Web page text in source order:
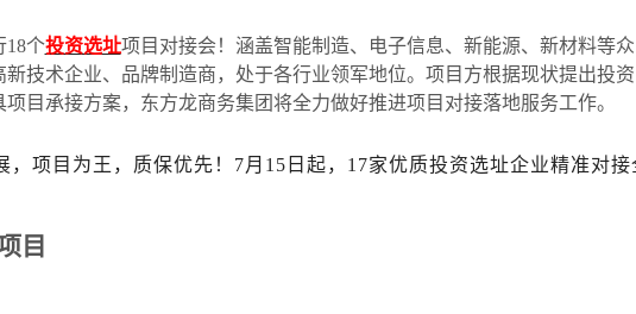
18个投资选址项目对接会！涵盖智能制造、电子信息、新能源、新材料等
技术企业、品牌制造商，处于各行业领军地位。项目方根据现状提出投
目承接方案，东方龙商务集团将全力做好推进项目对接落地服务工作。
，项目为王，质保优先！7月15日起，17家优质投资选址企业精准对接
目